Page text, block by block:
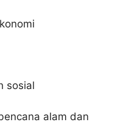
sosial
alam dan